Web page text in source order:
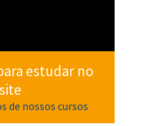
estudar no
site
de nossos cursos